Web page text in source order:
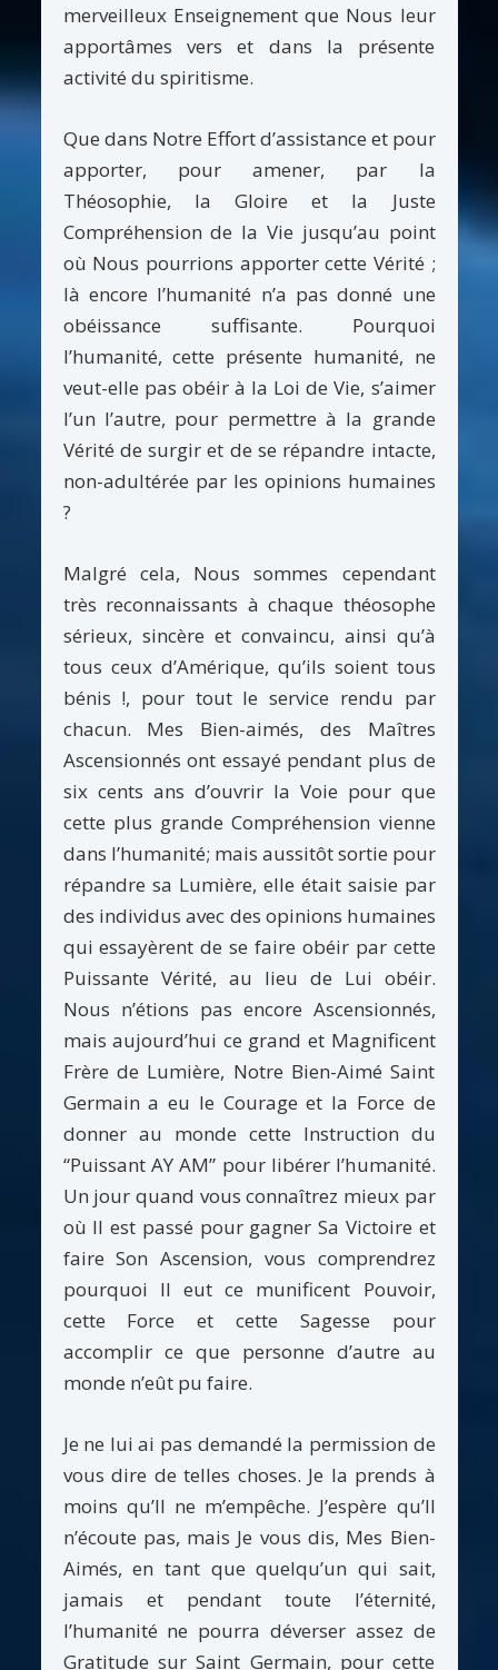
merveilleux Enseignement que Nous leur
apportâmes vers et dans la présente
activité du spiritisme.
Que dans Notre Effort d’assistance et pour
apporter, pour amener, par la
Théosophie, la Gloire et la Juste
Compréhension de la Vie jusqu’au point
où Nous pourrions apporter cette Vérité ;
là encore l’humanité n’a pas donné une
obéissance suffisante. Pourquoi
l’humanité, cette présente humanité, ne
veut-elle pas obéir à la Loi de Vie, s’aimer
l’un l’autre, pour permettre à la grande
Vérité de surgir et de se répandre intacte,
non-adultérée par les opinions humaines
?
Malgré cela, Nous sommes cependant
très reconnaissants à chaque théosophe
sérieux, sincère et convaincu, ainsi qu’à
tous ceux d’Amérique, qu’ils soient tous
bénis !, pour tout le service rendu par
chacun. Mes Bien-aimés, des Maîtres
Ascensionnés ont essayé pendant plus de
six cents ans d’ouvrir la Voie pour que
cette plus grande Compréhension vienne
dans l’humanité; mais aussitôt sortie pour
répandre sa Lumière, elle était saisie par
des individus avec des opinions humaines
qui essayèrent de se faire obéir par cette
Puissante Vérité, au lieu de Lui obéir.
Nous n’étions pas encore Ascensionnés,
mais aujourd’hui ce grand et Magnificent
Frère de Lumière, Notre Bien-Aimé Saint
Germain a eu le Courage et la Force de
donner au monde cette Instruction du
“Puissant AY AM” pour libérer l’humanité.
Un jour quand vous connaîtrez mieux par
où Il est passé pour gagner Sa Victoire et
faire Son Ascension, vous comprendrez
pourquoi Il eut ce munificent Pouvoir,
cette Force et cette Sagesse pour
accomplir ce que personne d’autre au
monde n’eût pu faire.
Je ne lui ai pas demandé la permission de
vous dire de telles choses. Je la prends à
moins qu’Il ne m’empêche. J’espère qu’Il
n’écoute pas, mais Je vous dis, Mes Bien-
Aimés, en tant que quelqu’un qui sait,
jamais et pendant toute l’éternité,
l’humanité ne pourra déverser assez de
Gratitude sur Saint Germain, pour cette